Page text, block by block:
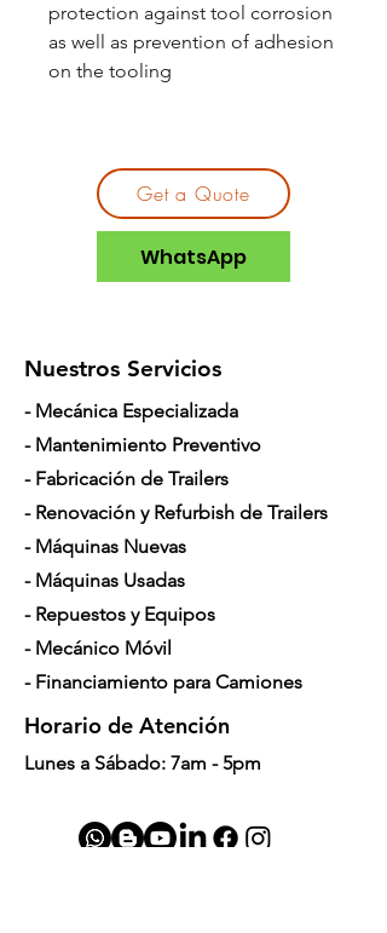
protection against tool corrosion
as well as prevention of adhesion
on the tooling
Get a Quote
WhatsApp
Nuestros Servicios
- Mecánica Especializada
- Mantenimiento Preventivo
- Fabricación de Trailers
- Renovación y Refurbish de Trailers
- Máquinas Nuevas
- Máquinas Usadas
- Repuestos y Equipos
- Mecánico Móvil
- Financiamiento para Camiones
Horario de Atención
Lunes a Sábado: 7am - 5pm